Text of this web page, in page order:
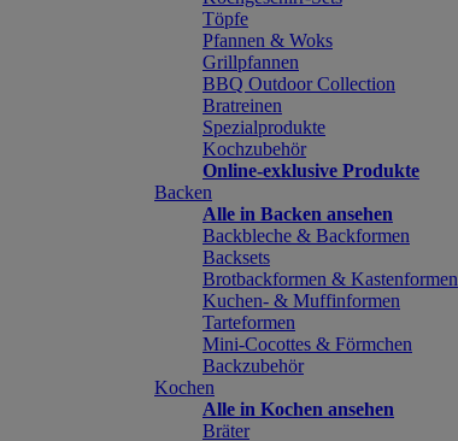
Töpfe
Pfannen & Woks
Grillpfannen
BBQ Outdoor Collection
Bratreinen
Spezialprodukte
Kochzubehör
Online-exklusive Produkte
Backen
Alle in Backen ansehen
Backbleche & Backformen
Backsets
Brotbackformen & Kastenformen
Kuchen- & Muffinformen
Tarteformen
Mini-Cocottes & Förmchen
Backzubehör
Kochen
Alle in Kochen ansehen
Bräter